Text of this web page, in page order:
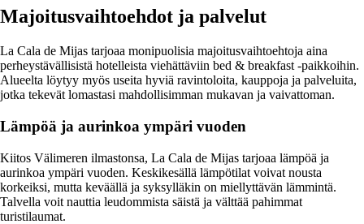
Majoitusvaihtoehdot ja palvelut
La Cala de Mijas tarjoaa monipuolisia majoitusvaihtoehtoja aina
perheystävällisistä hotelleista viehättäviin bed & breakfast -paikkoihin.
Alueelta löytyy myös useita hyviä ravintoloita, kauppoja ja palveluita,
jotka tekevät lomastasi mahdollisimman mukavan ja vaivattoman.
Lämpöä ja aurinkoa ympäri vuoden
Kiitos Välimeren ilmastonsa, La Cala de Mijas tarjoaa lämpöä ja
aurinkoa ympäri vuoden. Keskikesällä lämpötilat voivat nousta
korkeiksi, mutta keväällä ja syksylläkin on miellyttävän lämmintä.
Talvella voit nauttia leudommista säistä ja välttää pahimmat
turistilaumat.